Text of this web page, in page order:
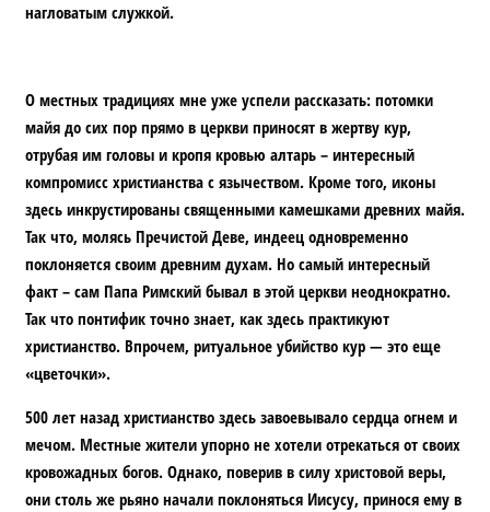
нагловатым служкой.
О местных традициях мне уже успели рассказать: потомки
майя до сих пор прямо в церкви приносят в жертву кур,
отрубая им головы и кропя кровью алтарь – интересный
компромисс христианства с язычеством. Кроме того, иконы
здесь инкрустированы священными камешками древних майя.
Так что, молясь Пречистой Деве, индеец одновременно
поклоняется своим древним духам. Но самый интересный
факт – сам Папа Римский бывал в этой церкви неоднократно.
Так что понтифик точно знает, как здесь практикуют
христианство. Впрочем, ритуальное убийство кур — это еще
«цветочки».
500 лет назад христианство здесь завоевывало сердца огнем и
мечом. Местные жители упорно не хотели отрекаться от своих
кровожадных богов. Однако, поверив в силу христовой веры,
они столь же рьяно начали поклоняться Иисусу, принося ему в